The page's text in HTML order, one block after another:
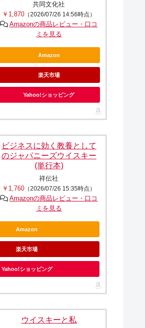
共同文化社
￥1,870 （2026/07/26 14:56時点）
Amazonの商品レビュー・口コ
ミを見る
Amazon
楽天市場
Yahoo!ショッピング
ビジネスに効く教養として
のジャパニーズウイスキー
(単行本)
祥伝社
￥1,760 （2026/07/26 15:35時点）
Amazonの商品レビュー・口コ
ミを見る
Amazon
楽天市場
Yahoo!ショッピング
ウイスキーと私